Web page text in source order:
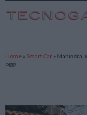
Home » Smart Car » Mahindra,
oggi